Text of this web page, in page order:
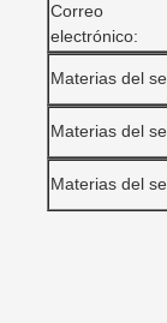
Correo
electrónico:
Materias del
Materias del
Materias del